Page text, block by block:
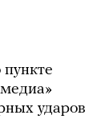
ударов